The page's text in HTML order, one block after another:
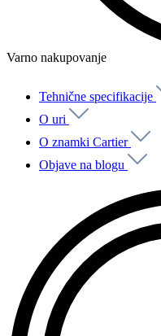
Varno nakupovanje
Tehnične specifikacije
O uri
O znamki Cartier
Objave na blogu